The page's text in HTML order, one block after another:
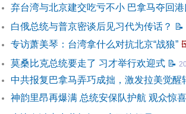
弃台湾与北京建交吃亏不小 巴拿马夺回
白俄总统与普京密谈后见习代为传话？ 📝
专访萧美琴：台湾拿什么对抗北京“战狼”
莫桑比克总统要走了 习才举行欢迎式 📝
中共报复巴拿马弄巧成拙，激发拉美觉醒
神韵里昂再爆满 总统安保队护航 观众惊喜